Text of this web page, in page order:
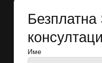
Безплатна
Име